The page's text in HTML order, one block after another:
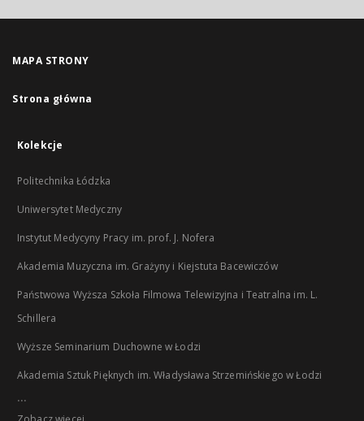
MAPA STRONY
Strona główna
Kolekcje
Politechnika Łódzka
Uniwersytet Medyczny
Instytut Medycyny Pracy im. prof. J. Nofera
Akademia Muzyczna im. Grażyny i Kiejstuta Bacewiczów
Państwowa Wyższa Szkoła Filmowa Telewizyjna i Teatralna im. L.
Schillera
Wyższe Seminarium Duchowne w Łodzi
Akademia Sztuk Pięknych im. Władysława Strzemińskiego w Łodzi
...